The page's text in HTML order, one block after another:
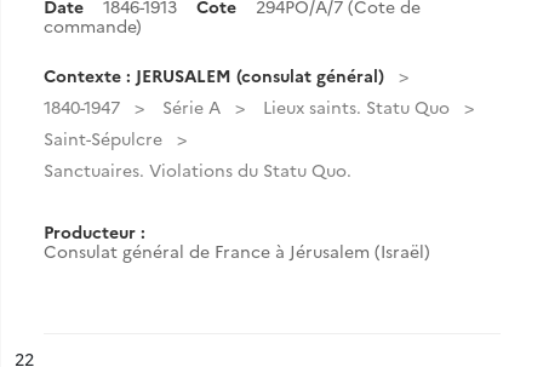
Date 1846-1913 Cote
294PO/A/7 (Cote de
commande)
Contexte : JERUSALEM (consulat général)
1840-1947
Série A
Lieux saints. Statu Quo
Saint-Sépulcre
Sanctuaires. Violations du Statu Quo.
Producteur :
Consulat général de France à Jérusalem (Israël)
n°
22